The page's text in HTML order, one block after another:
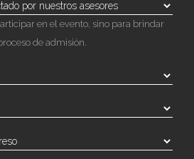
en el evento, sino para brindar
de admisión.